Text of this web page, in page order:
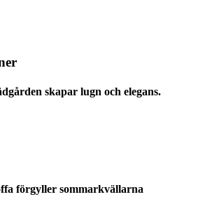
skapar lugn och elegans.
förgyller sommarkvällarna